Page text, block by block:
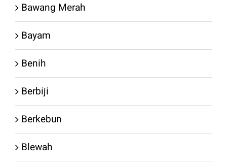
Bawang Merah
Bayam
Benih
Berbiji
Berkebun
Blewah